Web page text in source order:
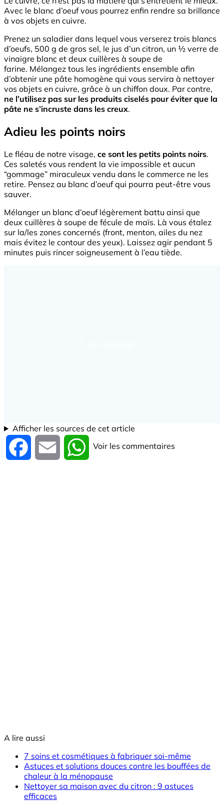
Avec le blanc d’oeuf vous pourrez enfin rendre sa brillance
à vos objets en cuivre.
Prenez un saladier dans lequel vous verserez trois blancs
d’oeufs, 500 g de gros sel, le jus d’un citron, un ½ verre de
vinaigre blanc et deux cuillères à soupe de
farine. Mélangez tous les ingrédients ensemble afin
d’obtenir une pâte homogène qui vous servira à nettoyer
vos objets en cuivre, grâce à un chiffon doux. Par contre,
ne l’utilisez pas sur les produits ciselés pour éviter que la
pâte ne s’incruste dans les creux.
Adieu les points noirs
Le fléau de notre visage, ce sont les petits points noirs.
Ces saletés vous rendent la vie impossible et aucun
“gommage” miraculeux vendu dans le commerce ne les
retire. Pensez au blanc d’oeuf qui pourra peut-être vous
sauver.
Mélanger un blanc d’oeuf légèrement battu ainsi que
deux cuillères à soupe de fécule de maïs. Là vous étalez
sur la/les zones concernés (front, menton, ailes du nez
mais évitez le contour des yeux). Laissez agir pendant 5
minutes puis rincer soigneusement à l’eau tiède.
Afficher les sources de cet article
Facebook Email WhatsApp
Voir les commentaires
A lire aussi
7 soins et cosmétiques à fabriquer soi-même
Astuces et solutions douces contre les bouffées de
chaleur à la ménopause
Nettoyer sa maison avec du citron : 9 astuces
efficaces